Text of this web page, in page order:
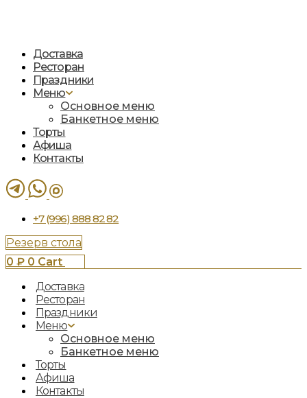
Доставка
Ресторан
Праздники
Меню
Основное меню
Банкетное меню
Торты
Афиша
Контакты
+7 (996) 888 82 82
Резерв стола
0 ₽ 0 Cart
Доставка
Ресторан
Праздники
Меню
Основное меню
Банкетное меню
Торты
Афиша
Контакты